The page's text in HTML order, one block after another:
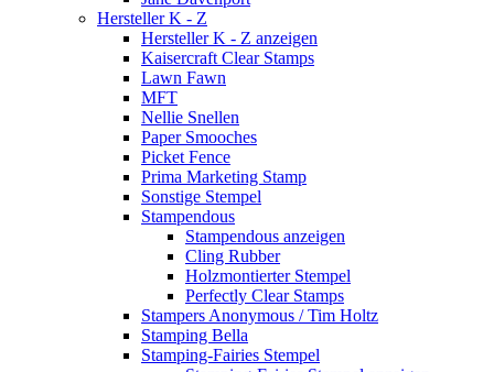
Hersteller K - Z
Hersteller K - Z anzeigen
Kaisercraft Clear Stamps
Lawn Fawn
MFT
Nellie Snellen
Paper Smooches
Picket Fence
Prima Marketing Stamp
Sonstige Stempel
Stampendous
Stampendous anzeigen
Cling Rubber
Holzmontierter Stempel
Perfectly Clear Stamps
Stampers Anonymous / Tim Holtz
Stamping Bella
Stamping-Fairies Stempel